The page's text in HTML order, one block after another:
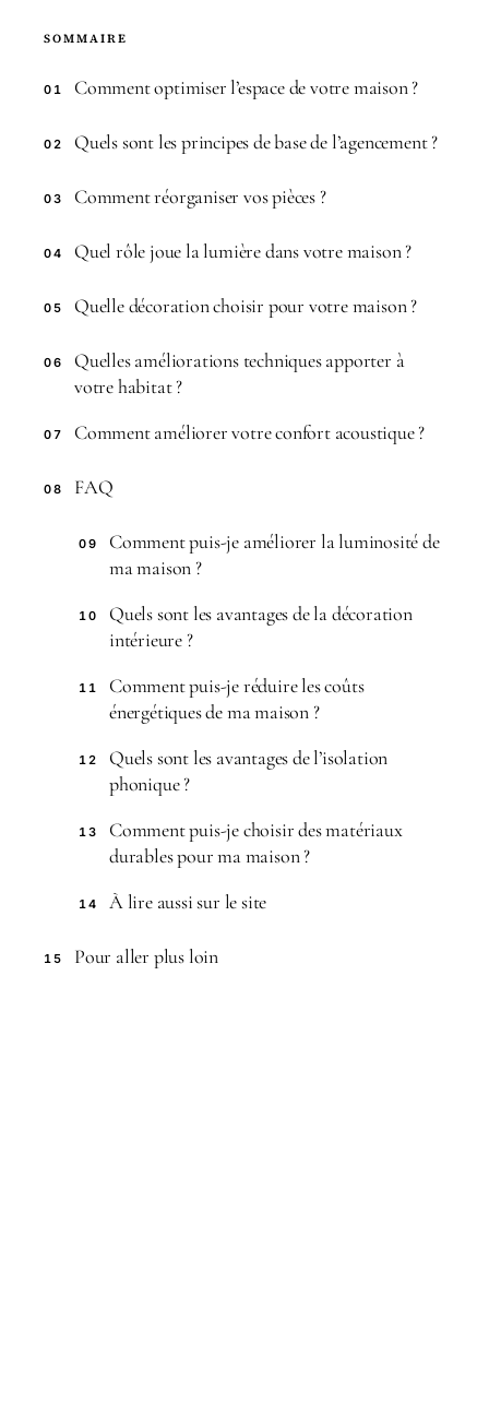
SOMMAIRE
01 Comment optimiser l’espace de votre maison ?
02 Quels sont les principes de base de l’agencement ?
03 Comment réorganiser vos pièces ?
04 Quel rôle joue la lumière dans votre maison ?
05 Quelle décoration choisir pour votre maison ?
06
Quelles améliorations techniques apporter à
votre habitat ?
07 Comment améliorer votre confort acoustique ?
08 FAQ
09
Comment puis-je améliorer la luminosité de
ma maison ?
10
Quels sont les avantages de la décoration
intérieure ?
11
Comment puis-je réduire les coûts
énergétiques de ma maison ?
12
Quels sont les avantages de l’isolation
phonique ?
13
Comment puis-je choisir des matériaux
durables pour ma maison ?
14 À lire aussi sur le site
15 Pour aller plus loin